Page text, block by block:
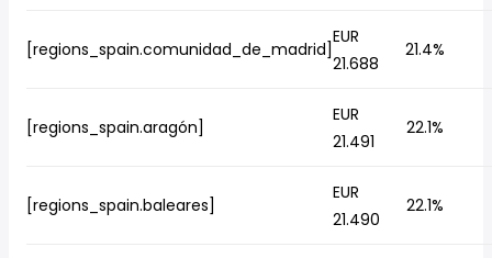
[regions_spain.comunidad_de_madrid]
EUR
21.688
21.4%
[regions_spain.aragón]
EUR
21.491
22.1%
[regions_spain.baleares]
EUR
21.490
22.1%